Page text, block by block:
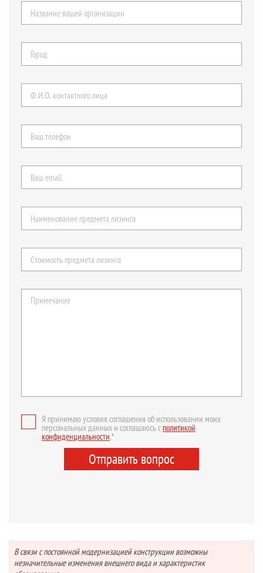
Я принимаю условия соглашения об использовании моих
персональных данных и соглашаюсь сполитикой
конфиденциальности.*
Отправить вопрос
В связи с постоянной модернизацией конструкции возможны
незначительные изменения внешнего вида и характеристик